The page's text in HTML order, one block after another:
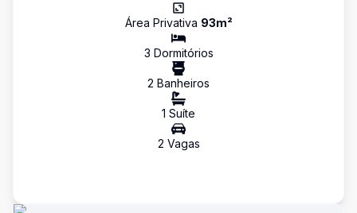
Área Privativa 93m²
3 Dormitórios
2 Banheiros
1 Suíte
2 Vagas